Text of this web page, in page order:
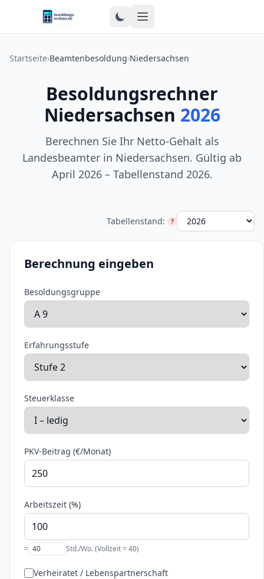
Zum Inhalt springen
Startseite›Beamtenbesoldung›Niedersachsen
Besoldungsrechner
Niedersachsen 2026
Berechnen Sie Ihr Netto-Gehalt als
Landesbeamter in Niedersachsen. Gültig ab
April 2026 – Tabellenstand 2026.
Tabellenstand: Tabellenstand-Hilfe
?
Berechnung eingeben
Besoldungsgruppe
Erfahrungsstufe
Steuerklasse
PKV-Beitrag (€/Monat)
Arbeitszeit (%)
= Std./Wo. (Vollzeit = 40)
Verheiratet / Lebenspartnerschaft